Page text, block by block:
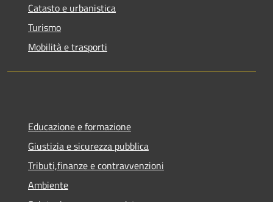
Catasto e urbanistica
Turismo
Mobilità e trasporti
Educazione e formazione
Giustizia e sicurezza pubblica
Tributi,finanze e contravvenzioni
Ambiente